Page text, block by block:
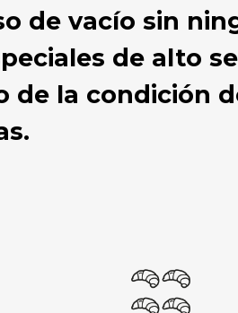
de vacío sin
de alto
de la condición